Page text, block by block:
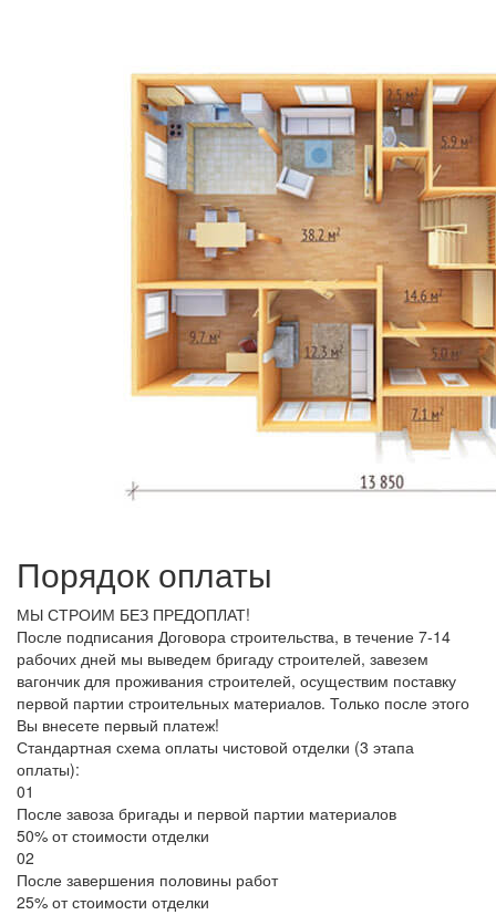
Порядок оплаты
МЫ СТРОИМ БЕЗ ПРЕДОПЛАТ!
После подписания Договора строительства, в течение 7-14
рабочих дней мы выведем бригаду строителей, завезем
вагончик для проживания строителей, осуществим поставку
первой партии строительных материалов. Только после этого
Вы внесете первый платеж!
Стандартная схема оплаты чистовой отделки (3 этапа
оплаты):
01
После завоза бригады и первой партии материалов
50% от стоимости отделки
02
После завершения половины работ
25% от стоимости отделки